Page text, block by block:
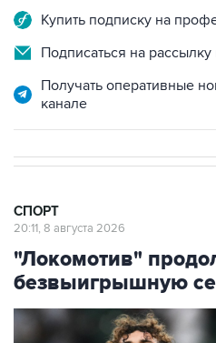
Купить подписку на
Подписаться на
Получать оперативные
канале
СПОРТ
20:11, 8 августа 2026
"Локомотив"
безвыигрышную